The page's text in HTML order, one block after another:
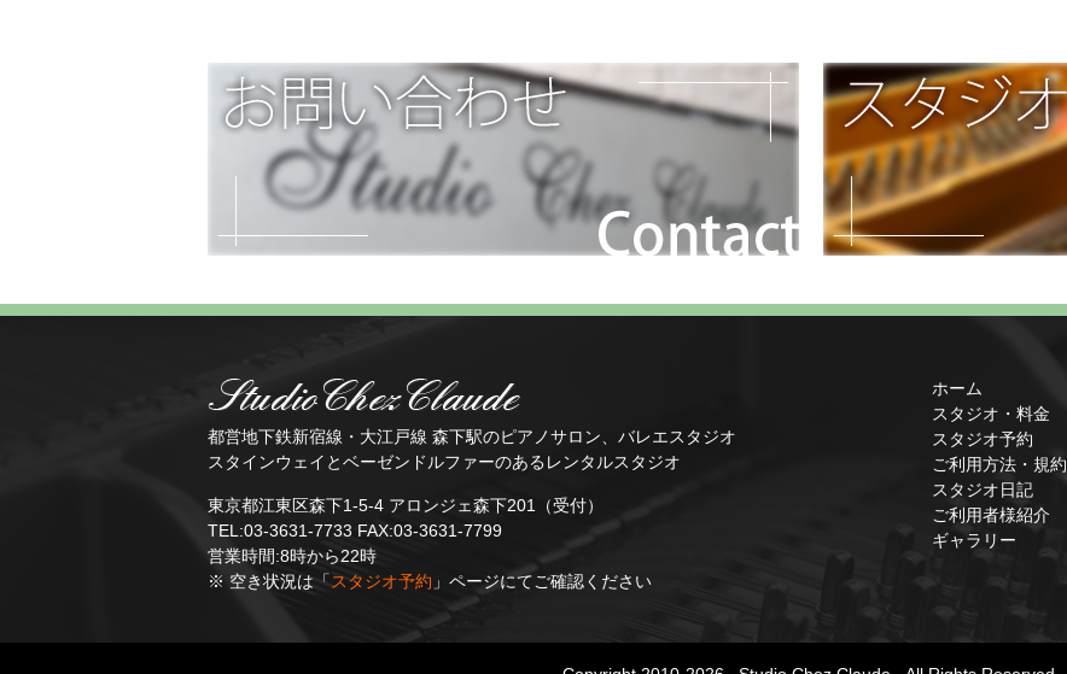
都営地下鉄新宿線・大江戸線 森下駅のピアノサロン、バレエスタジオ
スタインウェイとベーゼンドルファーのあるレンタルスタジオ
東京都江東区森下1-5-4 アロンジェ森下201（受付）
TEL:03-3631-7733 FAX:03-3631-7799
営業時間:8時から22時
※ 空き状況は「 スタジオ予約 」ページにてご確認ください
ホーム
スタジオ・料金
スタジオ予約
ご利用方法・規約
スタジオ日記
ご利用者様紹介
ギャラリー